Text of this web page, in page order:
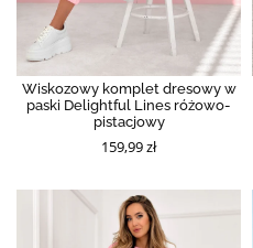
Wiskozowy komplet dresowy w
paski Delightful Lines różowo-
pistacjowy
159,99 zł